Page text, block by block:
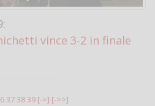
vince 3-2 in finale
373839 [->] [->>]